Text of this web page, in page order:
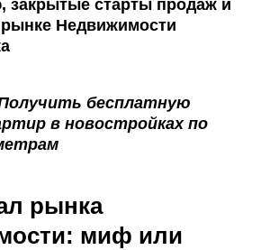
старты продаж и
Недвижимости
бесплатную
в новостройках по
рынка
миф или